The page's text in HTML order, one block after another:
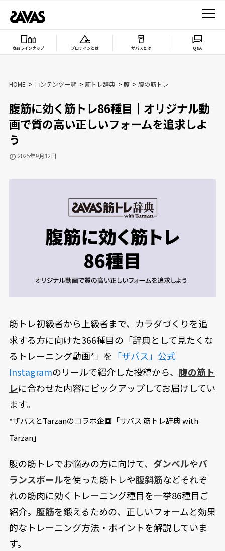
商品ラインナップ プロテインとは ザバスとは Q&A
HOME コンテンツ一覧 筋トレ辞典 腹 腹の筋トレ
腹筋に効く筋トレ86種目｜オリジナル動
画で質の高い正しいフォームを追求しよ
う
2025年9月12日
筋トレ初級者から上級者まで、カラダづくりを追
求する方に向けた366種目の「辞典として見たくな
るトレーニング動画*」を 「ザバス」公式
Instagramのリールで紹介した投稿から、 腹の筋ト
レに合わせた内容にピックアップしてお届けしてい
ます。
*ザバスとTarzanのコラボ企画「サバス 筋トレ辞典 with
Tarzan」
腹の筋トレでお悩みの方に向けて、 ダンベルやバ
ランスボールを使った筋トレや腹斜筋などそれぞ
れの筋肉に効くトレーニング種目を一挙86種目ご
紹介。 腹筋を鍛えるための、正しいフォームと効果
的なトレーニング方法・ポイントを解説していま
す。